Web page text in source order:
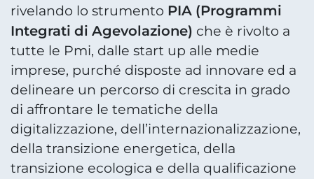
rivelando lo strumento PIA (Programmi
Integrati di Agevolazione) che è rivolto a
tutte le Pmi, dalle start up alle medie
imprese, purché disposte ad innovare ed a
delineare un percorso di crescita in grado
di affrontare le tematiche della
digitalizzazione, dell’internazionalizzazione,
della transizione energetica, della
transizione ecologica e della qualificazione